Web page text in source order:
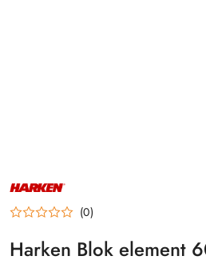
NAZWA
PRODUCENTA:
HARKEN (0)
Harken Blok element